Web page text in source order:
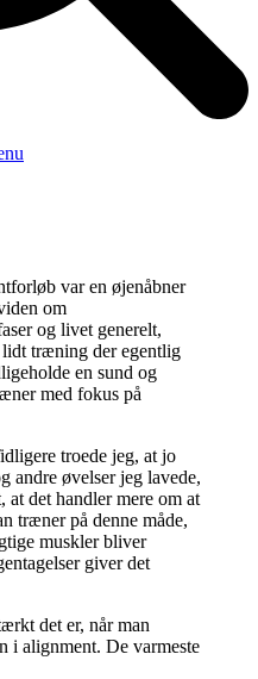
var en øjenåbner
om
og livet generelt,
lidt træning der egentlig
en sund og
med fokus på
troede jeg, at jo
andre øvelser jeg lavede,
det handler mere om at
træner på denne måde,
muskler bliver
giver det
det er, når man
i alignment. De varmeste